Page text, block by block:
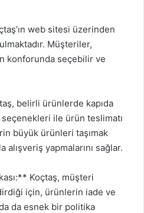
web sitesi üzerinden
Müşteriler,
konforunda seçebilir ve
belirli ürünlerde kapıda
ile ürün teslimatı
büyük ürünleri taşımak
alışveriş yapmalarını sağlar.
Koçtaş, müşteri
için, ürünlerin iade ve
da esnek bir politika